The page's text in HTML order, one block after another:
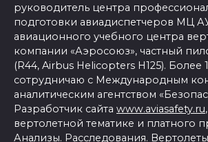
руководитель центра
подготовки авиадиспетчеров МЦ
авиационного учебного центра
компании «Аэросоюз», частный
(R44, Airbus Helicopters H125). Более
сотрудничаю с Международным
аналитическим агентством
Разработчик сайта www.aviasafety.ru
вертолетной тематике и платного
Анализы. Расследования.